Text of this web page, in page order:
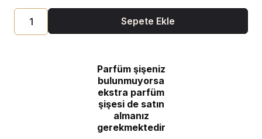
Sepete Ekle
Parfüm şişeniz
bulunmuyorsa
ekstra parfüm
şişesi de satın
almanız
gerekmektedir